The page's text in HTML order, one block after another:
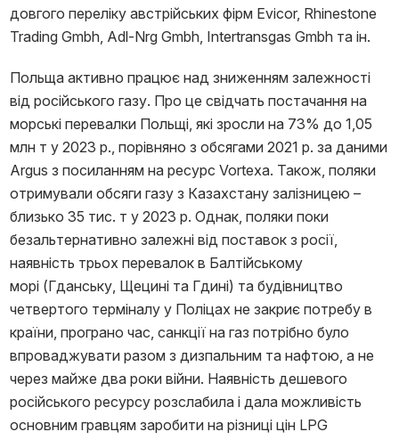
довгого переліку австрійських фірм Evicor, Rhinestone
Trading Gmbh, Adl-Nrg Gmbh, Intertransgas Gmbh та ін.
Польща активно працює над зниженням залежності
від російського газу. Про це свідчать постачання на
морські перевалки Польщі, які зросли на 73% до 1,05
млн т у 2023 р., порівняно з обсягами 2021 р. за даними
Argus з посиланням на ресурс Vortexa. Також, поляки
отримували обсяги газу з Казахстану залізницею –
близько 35 тис. т у 2023 р. Однак, поляки поки
безальтернативно залежні від поставок з росії,
наявність трьох перевалок в Балтійському
морі (Гданську, Щецині та Гдині) та будівництво
четвертого терміналу у Поліцах не закриє потребу в
країни, програно час, санкції на газ потрібно було
впроваджувати разом з дизпальним та нафтою, а не
через майже два роки війни. Наявність дешевого
російського ресурсу розслабила і дала можливість
основним гравцям заробити на різниці цін LPG